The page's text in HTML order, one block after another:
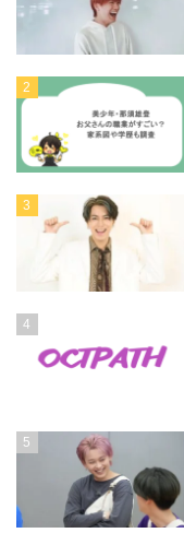
2
3
4
5